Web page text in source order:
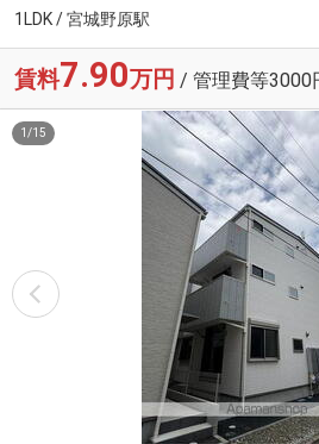
1LDK / 宮城野原駅
賃料7.90万円 / 管理費等3000
1 /15